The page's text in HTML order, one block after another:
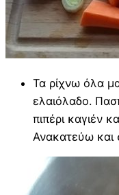
Τα ρίχνω όλα
ελαιόλαδο.
πιπέρι καγιέν
Ανακατεύω